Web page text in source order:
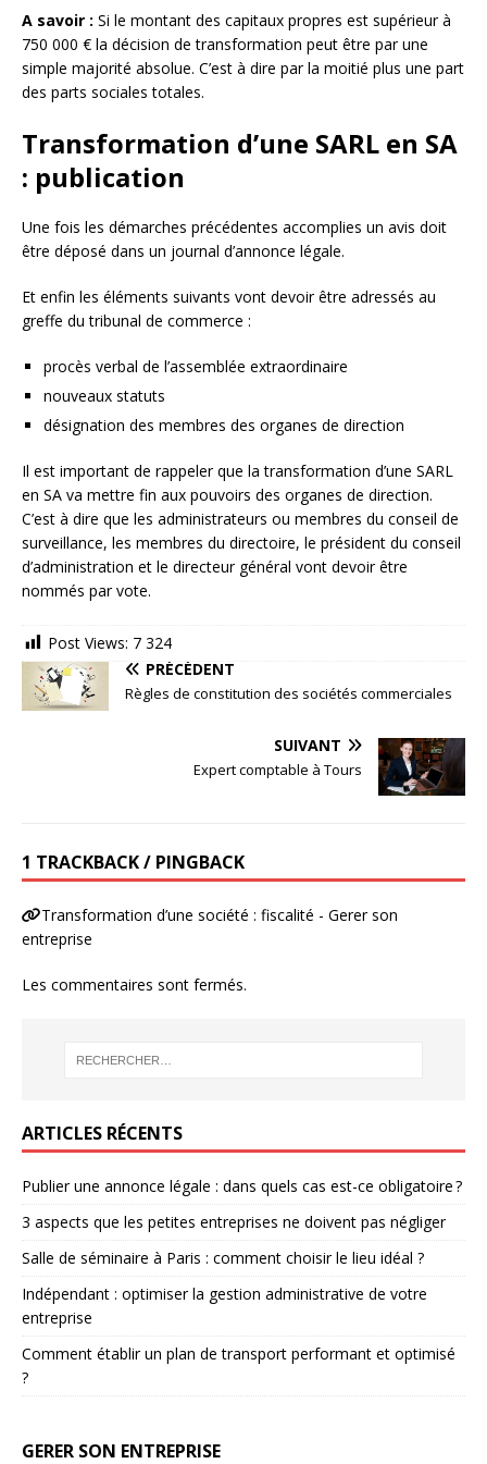
A savoir : Si le montant des capitaux propres est supérieur à
750 000 € la décision de transformation peut être par une
simple majorité absolue. C’est à dire par la moitié plus une part
des parts sociales totales.
Transformation d’une SARL en SA
: publication
Une fois les démarches précédentes accomplies un avis doit
être déposé dans un journal d’annonce légale.
Et enfin les éléments suivants vont devoir être adressés au
greffe du tribunal de commerce :
procès verbal de l’assemblée extraordinaire
nouveaux statuts
désignation des membres des organes de direction
Il est important de rappeler que la transformation d’une SARL
en SA va mettre fin aux pouvoirs des organes de direction.
C’est à dire que les administrateurs ou membres du conseil de
surveillance, les membres du directoire, le président du conseil
d’administration et le directeur général vont devoir être
nommés par vote.
Post Views: 7 324
PRÉCÉDENT
Règles de constitution des sociétés commerciales
SUIVANT
Expert comptable à Tours
1 TRACKBACK / PINGBACK
Transformation d’une société : fiscalité - Gerer son
entreprise
Les commentaires sont fermés.
ARTICLES RÉCENTS
Publier une annonce légale : dans quels cas est-ce obligatoire ?
3 aspects que les petites entreprises ne doivent pas négliger
Salle de séminaire à Paris : comment choisir le lieu idéal ?
Indépendant : optimiser la gestion administrative de votre
entreprise
Comment établir un plan de transport performant et optimisé
?
GERER SON ENTREPRISE